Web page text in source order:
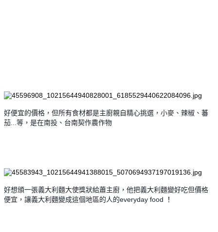
好便宜的價格，但所有食材都是主廚親自精心挑選，小麥、辣椒、蕃
茄...等，是在南投、台南契作農作物
好想頒一張義大利麵大使獎狀給蕭主廚，他把義大利麵變好吃但價格
便宜，讓義大利麵變成這個地區的人的everyday food ！